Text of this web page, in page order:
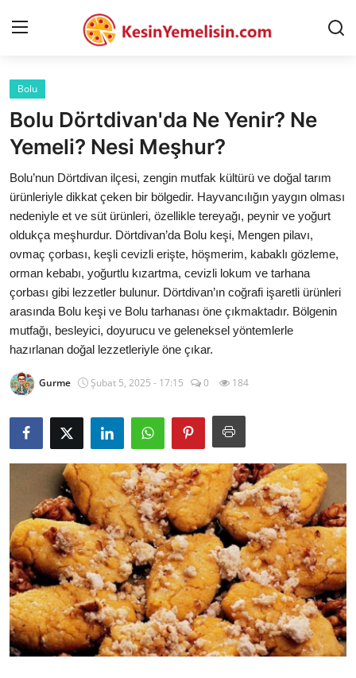
AnaSayfa
Gizlilik Sözleşmesi
Rüya Tabirleri
Diyet & Sağlıklı Beslenme
İletişim
Şehirler
Helal Gıda & Dini Hükümler
Gıda Güvenliği & Bilimi
Kalori & Diyet Rehberi
Mutfak Püf Noktaları & İpuçları
Mekan & Lezzet Rotaları
Temel Gıda ve Ürün Rehberleri
İçecek Kültürü & Barista
Yöresel Tarifler & Ev Yemekleri
Gıda Güvenliği & Sağlık
İçecek Kültürü & Rehberleri
Popüler Kültür & Mutfak Tarihi
Bolu
Bolu Dörtdivan'da Ne Yenir? Ne
Yemeli? Nesi Meşhur?
Bolu’nun Dörtdivan ilçesi, zengin mutfak kültürü ve doğal tarım
ürünleriyle dikkat çeken bir bölgedir. Hayvancılığın yaygın olması
nedeniyle et ve süt ürünleri, özellikle tereyağı, peynir ve yoğurt
oldukça meşhurdur. Dörtdivan’da Bolu keşi, Mengen pilavı,
ovmaç çorbası, keşli cevizli erişte, höşmerim, kabaklı gözleme,
orman kebabı, yoğurtlu kızartma, cevizli lokum ve tarhana
çorbası gibi lezzetler bulunur. Dörtdivan’ın coğrafi işaretli ürünleri
arasında Bolu keşi ve Bolu tarhanası öne çıkmaktadır. Bölgenin
mutfağı, besleyici, doyurucu ve geleneksel yöntemlerle
hazırlanan doğal lezzetleriyle öne çıkar.
Gurme Şubat 5, 2025 - 17:15 0 184